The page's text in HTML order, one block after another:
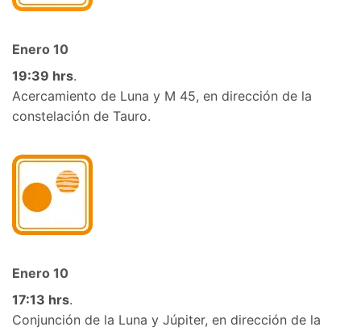
Enero 10
19:39 hrs.
Acercamiento de Luna y M 45, en dirección de la
constelación de Tauro.
Enero 10
17:13 hrs.
Conjunción de la Luna y Júpiter, en dirección de la